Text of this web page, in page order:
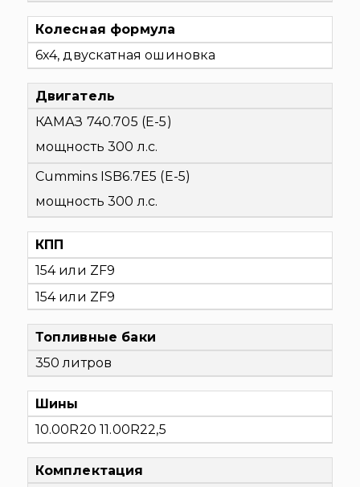
Колесная формула
6х4, двускатная ошиновка
Двигатель
КАМАЗ 740.705 (Е-5)
мощность 300 л.с.
Cummins ISB6.7E5 (Е-5)
мощность 300 л.с.
КПП
154 или ZF9
154 или ZF9
Топливные баки
350 литров
Шины
10.00R20 11.00R22,5
Комплектация